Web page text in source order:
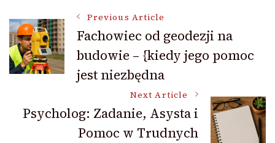
Post
Navigation
Previous Article
Fachowiec od geodezji na
budowie – {kiedy jego pomoc
jest niezbędna
Next Article
Psycholog: Zadanie, Asysta i
Pomoc w Trudnych